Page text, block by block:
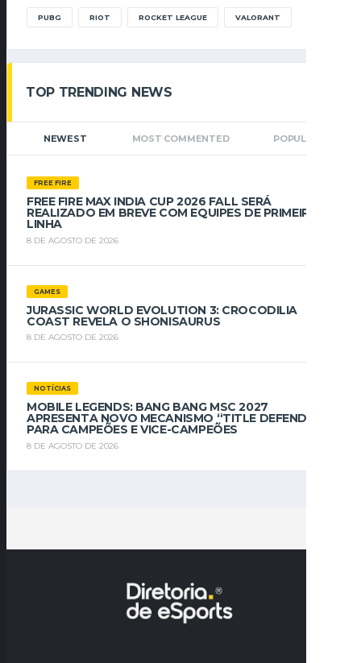
PUBG RIOT ROCKET LEAGUE VALORANT
TOP TRENDING NEWS
NEWEST MOST COMMENTED POPULAR
FREE FIRE
FREE FIRE MAX INDIA CUP 2026 FALL SERÁ
REALIZADO EM BREVE COM EQUIPES DE PRIMEIRA
LINHA
8 DE AGOSTO DE 2026
GAMES
JURASSIC WORLD EVOLUTION 3: CROCODILIA
COAST REVELA O SHONISAURUS
8 DE AGOSTO DE 2026
NOTÍCIAS
MOBILE LEGENDS: BANG BANG MSC 2027
APRESENTA NOVO MECANISMO “TITLE DEFENDER”
PARA CAMPEÕES E VICE-CAMPEÕES
8 DE AGOSTO DE 2026